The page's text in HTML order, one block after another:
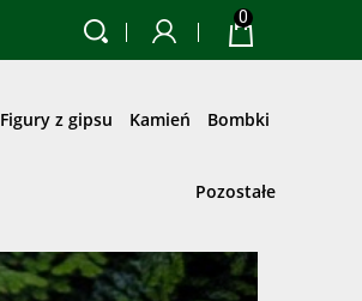
0
Figury z gipsu Kamień Bombki
Pozostałe